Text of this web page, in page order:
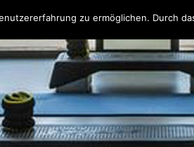
zu ermöglichen. Durch